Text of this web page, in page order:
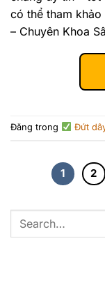
có thể tham
– Chuyên Khoa
Đăng trong Đứt
1 2